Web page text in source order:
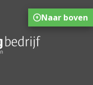
Naar boven